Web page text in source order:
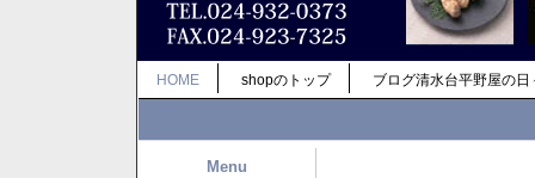
HOME shopのトップ ブログ清水台平野屋の日
Menu